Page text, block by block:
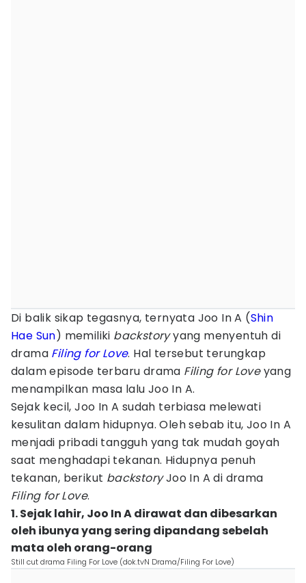
Di balik sikap tegasnya, ternyata Joo In A (Shin
Hae Sun) memiliki backstoryyang menyentuh di
drama Filing for Love. Hal tersebut terungkap
dalam episode terbaru drama Filing for Loveyang
menampilkan masa lalu Joo In A.
Sejak kecil, Joo In A sudah terbiasa melewati
kesulitan dalam hidupnya. Oleh sebab itu, Joo In A
menjadi pribadi tangguh yang tak mudah goyah
saat menghadapi tekanan. Hidupnya penuh
tekanan, berikut backstoryJoo In A di drama
Filing for Love.
1. Sejak lahir, Joo In A dirawat dan dibesarkan
oleh ibunya yang sering dipandang sebelah
mata oleh orang-orang
Still cut drama Filing For Love (dok.tvN Drama/Filing For Love)